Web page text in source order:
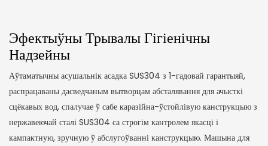
Эфектыўны Трывалы Гігіенічны
Надзейны
Аўтаматычны асушальнік асадка SUS304 з 1-гадовай гарантыяй,
распрацаваны дасведчаным вытворцам абсталявання для ачысткі
сцёкавых вод, спалучае ў сабе каразійна-ўстойлівую канструкцыю з
нержавеючай сталі SUS304 са строгім кантролем якасці і
кампактную, зручную ў абслугоўванні канструкцыю. Машына для